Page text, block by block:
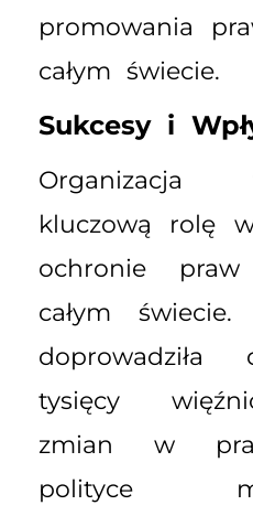
promowania
całym świecie.
Sukcesy i
kluczową rolę
ochronie
całym świecie.
tysięcy
zmian w
polityce